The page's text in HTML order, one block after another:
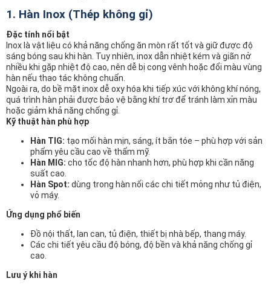
1. Hàn Inox (Thép không gỉ)
Đặc tính nổi bật
Inox là vật liệu có khả năng chống ăn mòn rất tốt và giữ được độ
sáng bóng sau khi hàn. Tuy nhiên, inox dẫn nhiệt kém và giãn nở
nhiều khi gặp nhiệt độ cao, nên dễ bị cong vênh hoặc đổi màu vùng
hàn nếu thao tác không chuẩn.
Ngoài ra, do bề mặt inox dễ oxy hóa khi tiếp xúc với không khí nóng,
quá trình hàn phải được bảo vệ bằng khí trơ để tránh làm xỉn màu
hoặc giảm khả năng chống gỉ.
Kỹ thuật hàn phù hợp
Hàn TIG: tạo mối hàn mịn, sáng, ít bắn tóe – phù hợp với sản
phẩm yêu cầu cao về thẩm mỹ.
Hàn MIG: cho tốc độ hàn nhanh hơn, phù hợp khi cần năng
suất cao.
Hàn Spot: dùng trong hàn nối các chi tiết mỏng như tủ điện,
vỏ máy.
Ứng dụng phổ biến
Đồ nội thất, lan can, tủ điện, thiết bị nhà bếp, thang máy.
Các chi tiết yêu cầu độ bóng, độ bền và khả năng chống gỉ
cao.
Lưu ý khi hàn